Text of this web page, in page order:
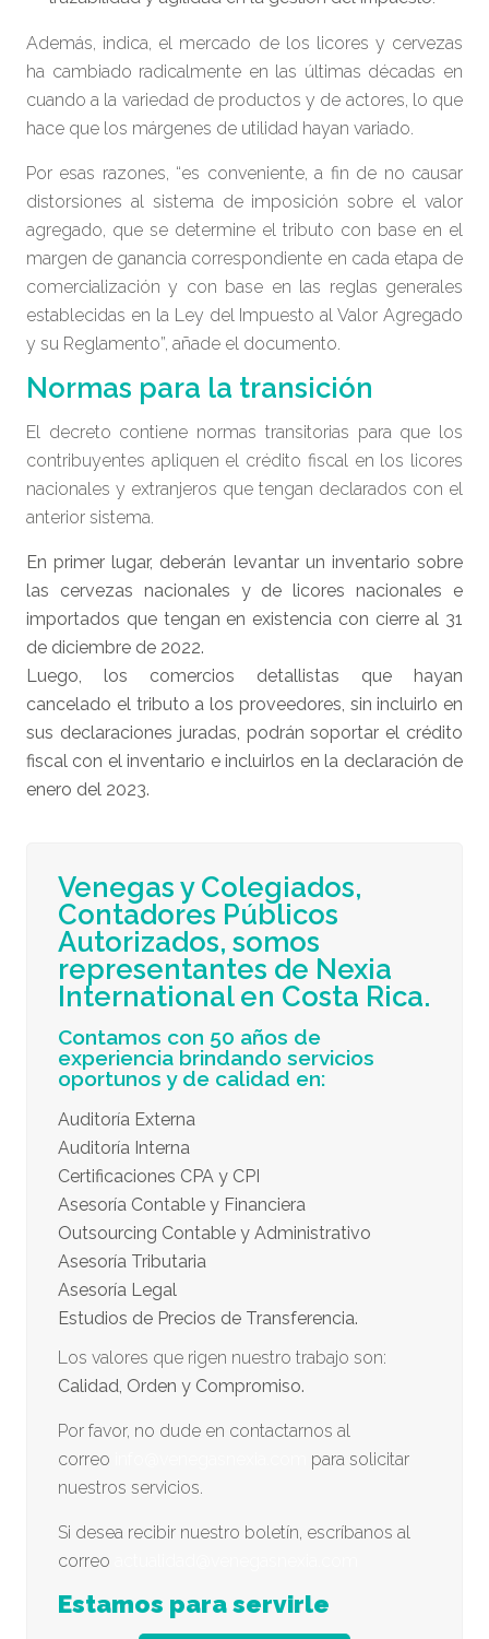
Además, indica, el mercado de los licores y cervezas
ha cambiado radicalmente en las últimas décadas en
cuando a la variedad de productos y de actores, lo que
hace que los márgenes de utilidad hayan variado.
Por esas razones, “es conveniente, a fin de no causar
distorsiones al sistema de imposición sobre el valor
agregado, que se determine el tributo con base en el
margen de ganancia correspondiente en cada etapa de
comercialización y con base en las reglas generales
establecidas en la Ley del Impuesto al Valor Agregado
y su Reglamento”, añade el documento.
Normas para la transición
El decreto contiene normas transitorias para que los
contribuyentes apliquen el crédito fiscal en los licores
nacionales y extranjeros que tengan declarados con el
anterior sistema.
En primer lugar, deberán levantar un inventario sobre
las cervezas nacionales y de licores nacionales e
importados que tengan en existencia con cierre al 31
de diciembre de 2022.
Luego, los comercios detallistas que hayan
cancelado el tributo a los proveedores, sin incluirlo en
sus declaraciones juradas, podrán soportar el crédito
fiscal con el inventario e incluirlos en la declaración de
enero del 2023.
Venegas y Colegiados,
Contadores Públicos
Autorizados, somos
representantes de Nexia
International en Costa Rica.
Contamos con 50 años de
experiencia brindando servicios
oportunos y de calidad en:
Auditoría Externa
Auditoría Interna
Certificaciones CPA y CPI
Asesoría Contable y Financiera
Outsourcing Contable y Administrativo
Asesoría Tributaria
Asesoría Legal
Estudios de Precios de Transferencia.
Los valores que rigen nuestro trabajo son:
Calidad, Orden y Compromiso.
Por favor, no dude en contactarnos al
correo
para solicitar
nuestros servicios.
Si desea recibir nuestro boletín, escríbanos al
correo
Estamos para servirle